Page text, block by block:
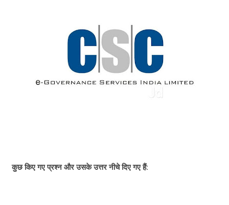
कुछ किए गए प्रश्न और उसके उत्तर नीचे दिए गए हैं: